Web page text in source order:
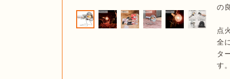
の
点
全
タ
す。